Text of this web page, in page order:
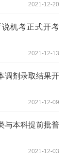
2021-12-20
机考正式开考
2021-12-13
调剂录取结果开
2021-12-09
与本科提前批普
2021-12-03